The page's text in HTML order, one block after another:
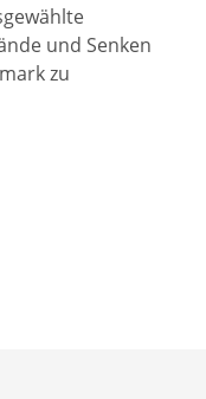
und Senken
zu